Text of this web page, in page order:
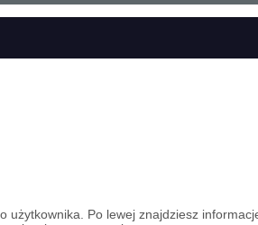
Po lewej znajdziesz